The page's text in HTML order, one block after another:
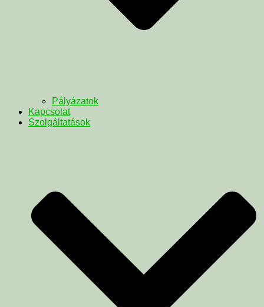
Pályázatok
Kapcsolat
Szolgáltatások